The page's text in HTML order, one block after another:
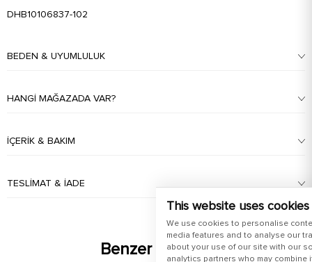
This website uses cookies
We use cookies to personalise
media features and to analyse our
about your use of our site with our
analytics partners who may
DHB10106837-102
BEDEN & UYUMLULUK
HANGI MAĞAZADA VAR?
İÇERIK & BAKIM
TESLIMAT & İADE
Benzer Ürünler